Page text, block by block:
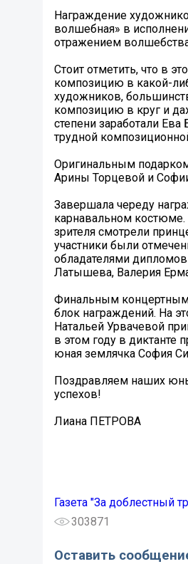
Награждение
волшебная» в
отражением
Стоит отметить, что в
композицию в какой-
художников,
композицию в круг и
степени заработали
трудной
Оригинальным
Арины Торцевой и
Завершала череду
карнавальном костюме.
зрителя смотрели
участники были
обладателями
Латышева, Валерия
Финальным концертным
блок награждений. На
Натальей Урвачевой
в этом году в диктанте
юная землячка София
Поздравляем наших
успехов!
Лиана ПЕТРОВА
Газета "За доблестный
303871
Оставить